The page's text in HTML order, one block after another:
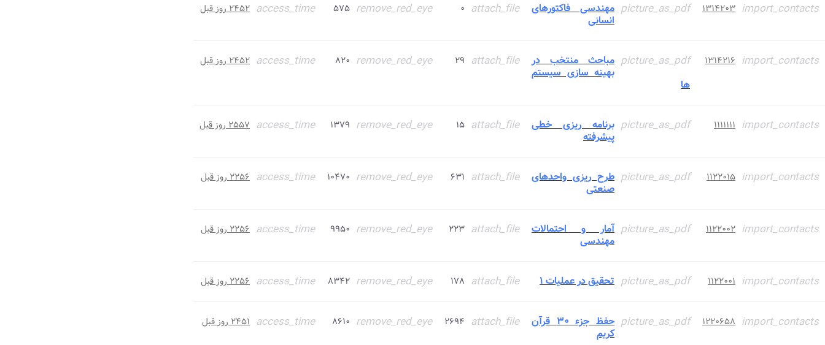
import_contacts ۱۳۱۴۲۰۳ picture_as_pdf مهندسی فاکتورهای
انسانی
attach_file ۰ remove_red_eye ۵۷۵ access_time ۲۴۵۲ روز قبل
import_contacts ۱۳۱۴۲۱۶ picture_as_pdf مباحث منتخب در
بهینه سازی سیستم
ها
attach_file ۲۹ remove_red_eye ۸۲۰ access_time ۲۴۵۲ روز قبل
import_contacts ۱۱۱۱۱۱۱ picture_as_pdf برنامه ریزی خطی
پیشرفته
attach_file ۱۵ remove_red_eye ۱۳۷۹ access_time ۲۵۵۷ روز قبل
import_contacts ۱۱۲۲۰۱۵ picture_as_pdf طرح ریزی واحدهای
صنعتی
attach_file ۶۳۱ remove_red_eye ۱۰۴۷۰ access_time ۲۲۵۶ روز قبل
import_contacts ۱۱۲۲۰۰۲ picture_as_pdf آمار و احتمالات
مهندسی
attach_file ۲۲۳ remove_red_eye ۹۹۵۰ access_time ۲۲۵۶ روز قبل
import_contacts ۱۱۲۲۰۰۱ picture_as_pdf تحقیق در عملیات ۱ attach_file ۱۷۸ remove_red_eye ۸۳۴۲ access_time ۲۲۵۶ روز قبل
import_contacts ۱۲۲۰۶۵۸ picture_as_pdf
حفظ جزء ۳۰ قرآن
کریم
attach_file ۲۶۹۴ remove_red_eye ۸۶۱۰ access_time ۲۴۵۱ روز قبل